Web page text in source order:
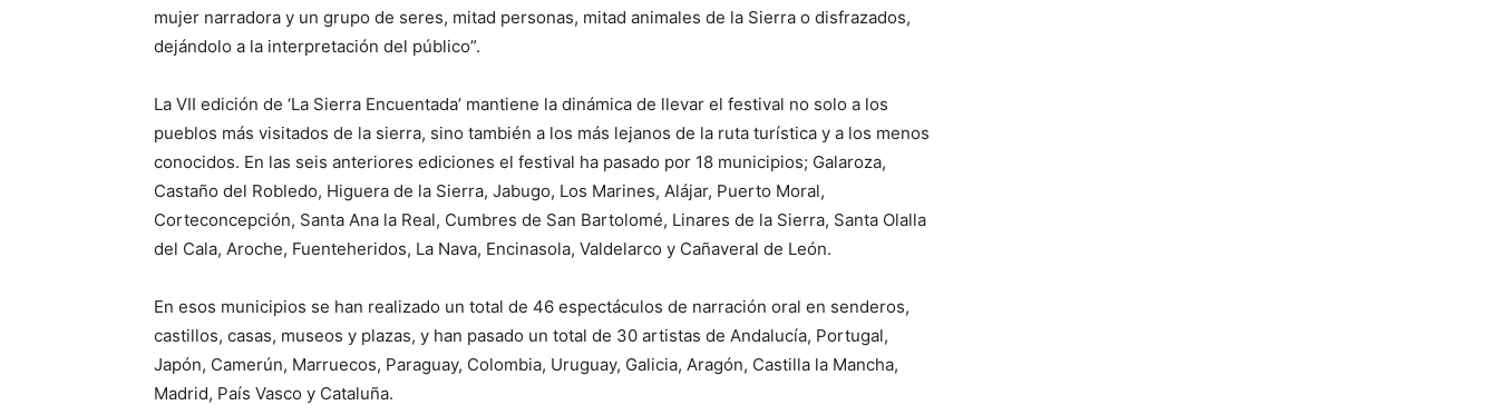
mujer narradora y un grupo de seres, mitad personas, mitad animales de la Sierra o disfrazados,
dejándolo a la interpretación del público”.
La VII edición de ‘La Sierra Encuentada’ mantiene la dinámica de llevar el festival no solo a los
pueblos más visitados de la sierra, sino también a los más lejanos de la ruta turística y a los menos
conocidos. En las seis anteriores ediciones el festival ha pasado por 18 municipios; Galaroza,
Castaño del Robledo, Higuera de la Sierra, Jabugo, Los Marines, Alájar, Puerto Moral,
Corteconcepción, Santa Ana la Real, Cumbres de San Bartolomé, Linares de la Sierra, Santa Olalla
del Cala, Aroche, Fuenteheridos, La Nava, Encinasola, Valdelarco y Cañaveral de León.
En esos municipios se han realizado un total de 46 espectáculos de narración oral en senderos,
castillos, casas, museos y plazas, y han pasado un total de 30 artistas de Andalucía, Portugal,
Japón, Camerún, Marruecos, Paraguay, Colombia, Uruguay, Galicia, Aragón, Castilla la Mancha,
Madrid, País Vasco y Cataluña.